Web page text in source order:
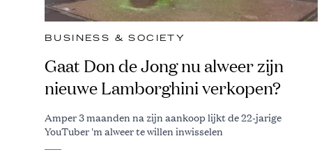
BUSINESS & SOCIETY
Gaat Don de Jong nu alweer zijn
nieuwe Lamborghini verkopen?
Amper 3 maanden na zijn aankoop lijkt de 22-jarige
YouTuber 'm alweer te willen inwisselen